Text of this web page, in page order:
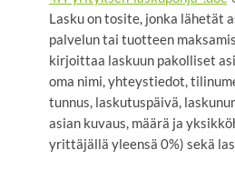
Lasku on tosite, jonka lähetät
palvelun tai tuotteen
kirjoittaa laskuun pakolliset
oma nimi, yhteystiedot,
tunnus, laskutuspäivä,
asian kuvaus, määrä ja
yrittäjällä yleensä 0%) sekä